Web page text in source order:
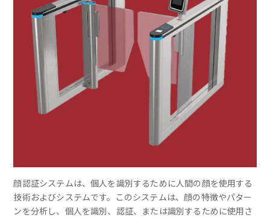
顔認証システムは、個人を識別するために人間の顔を使用する
技術およびシステムです。このシステムは、顔の特徴やパター
ンを分析し、個人を識別、認証、または識別するために使用さ